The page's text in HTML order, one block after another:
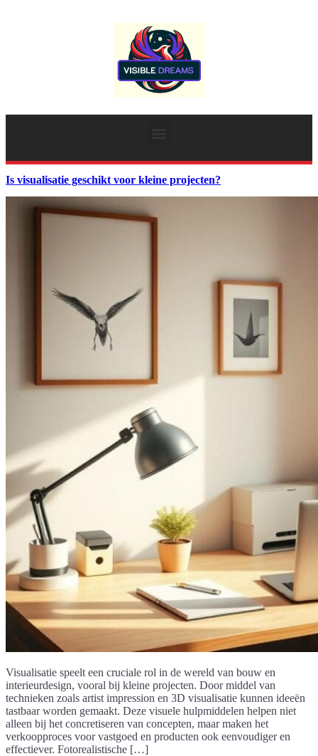
Is visualisatie geschikt voor kleine projecten?
Visualisatie speelt een cruciale rol in de wereld van bouw en
interieurdesign, vooral bij kleine projecten. Door middel van
technieken zoals artist impression en 3D visualisatie kunnen ideeën
tastbaar worden gemaakt. Deze visuele hulpmiddelen helpen niet
alleen bij het concretiseren van concepten, maar maken het
verkoopproces voor vastgoed en producten ook eenvoudiger en
effectiever. Fotorealistische […]